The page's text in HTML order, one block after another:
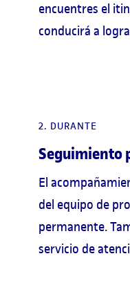
encuentres el
conducirá a
2. DURANTE
Seguimiento
El
del equipo de
permanente.
servicio de